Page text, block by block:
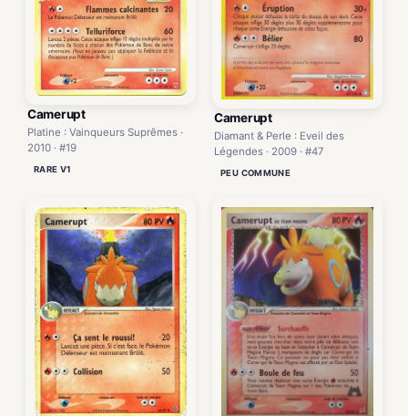
Camerupt
Platine : Vainqueurs Suprêmes ·
2010 · #19
RARE V1
Camerupt
Diamant & Perle : Eveil des
Légendes · 2009 · #47
PEU COMMUNE